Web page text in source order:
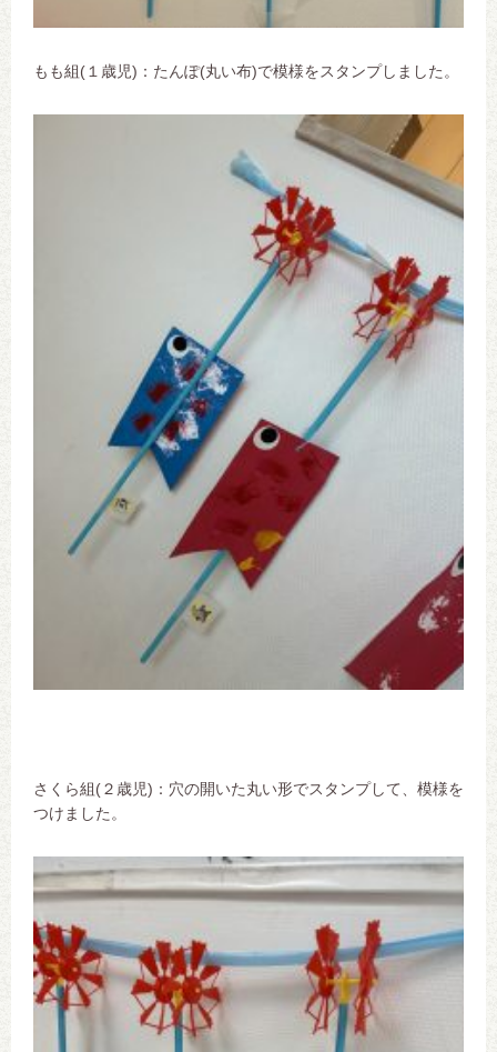
もも組(１歳児)：たんぽ(丸い布)で模様をスタンプしました。
さくら組(２歳児)：穴の開いた丸い形でスタンプして、模様を
つけました。